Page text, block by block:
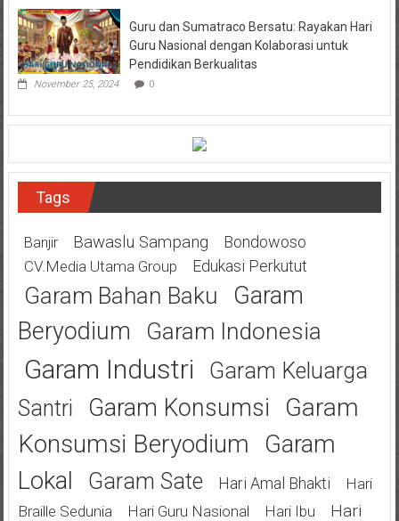
Guru dan Sumatraco Bersatu: Rayakan Hari
Guru Nasional dengan Kolaborasi untuk
Pendidikan Berkualitas
November 25, 2024 0
Tags
Banjir Bawaslu Sampang Bondowoso
CV.Media Utama Group Edukasi Perkutut
Garam Bahan Baku
Garam
Beryodium
Garam Indonesia
Garam Industri
Garam Keluarga
Santri
Garam Konsumsi
Garam
Konsumsi Beryodium
Garam
Lokal
Garam Sate Hari Amal Bhakti
Hari
Braille Sedunia
Hari Guru Nasional Hari Ibu Hari